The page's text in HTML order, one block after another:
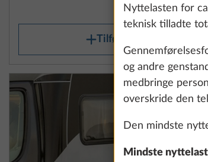
25.304 kr.
Tilføj
Nyttelasten for
teknisk tilladte
og andre
medbringe
overskride den
Den mindste
Mindste